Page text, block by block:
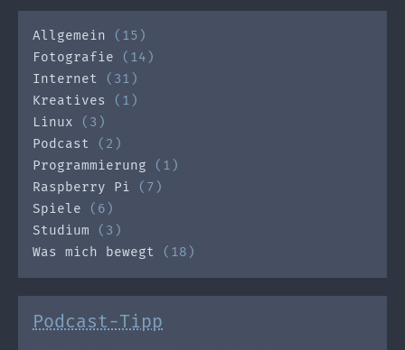
Allgemein (15)
Fotografie (14)
Internet (31)
Kreatives
(1)
Linux (3)
Podcast (2)
Programmierung (1)
Raspberry Pi (7)
Spiele (6)
Studium (3)
Was mich bewegt (18)
Podcast-Tipp